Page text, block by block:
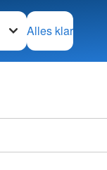
Alles klar